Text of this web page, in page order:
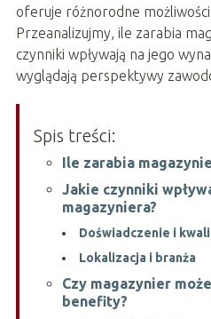
oferuje różnorodne
Przeanalizujmy, ile zarabia
czynniki wpływają na jego
wyglądają perspektywy
Spis treści:
Ile zarabia
Jakie czynniki
magazyniera?
Doświadczenie i
Lokalizacja i branża
Czy magazynier
benefity?